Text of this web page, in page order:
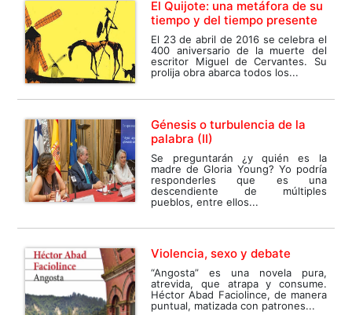
El Quijote: una metáfora de su
tiempo y del tiempo presente
El 23 de abril de 2016 se celebra el
400 aniversario de la muerte del
escritor Miguel de Cervantes. Su
prolija obra abarca todos los...
Génesis o turbulencia de la
palabra (II)
Se preguntarán ¿y quién es la
madre de Gloria Young? Yo podría
responderles que es una
descendiente de múltiples
pueblos, entre ellos...
Violencia, sexo y debate
“Angosta” es una novela pura,
atrevida, que atrapa y consume.
Héctor Abad Faciolince, de manera
puntual, matizada con patrones...